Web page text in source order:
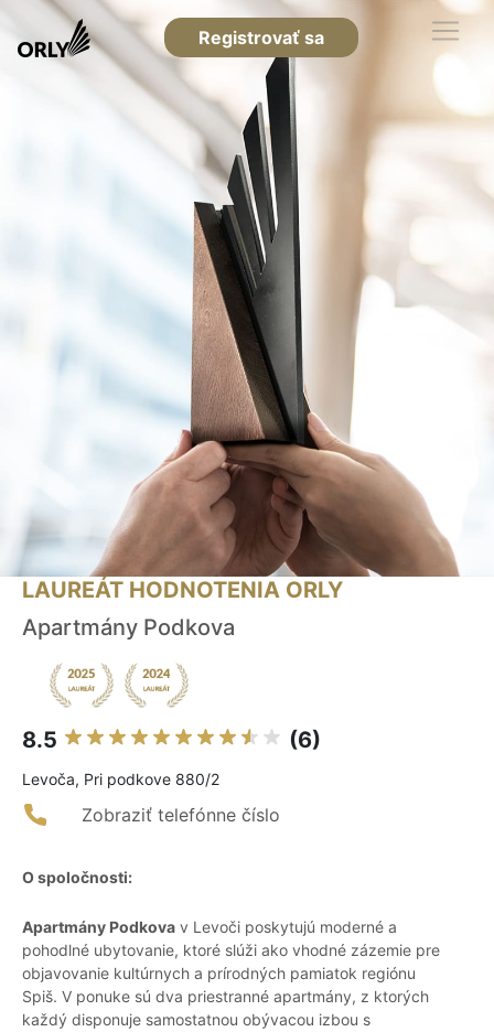
Registrovať sa
LAUREÁT HODNOTENIA ORLY
Apartmány Podkova
8.5 (6)
Levoča, Pri podkove 880/2
Zobraziť telefónne číslo
O spoločnosti:
Apartmány Podkova v Levoči poskytujú moderné a
pohodlné ubytovanie, ktoré slúži ako vhodné zázemie pre
objavovanie kultúrnych a prírodných pamiatok regiónu
Spiš. V ponuke sú dva priestranné apartmány, z ktorých
každý disponuje samostatnou obývacou izbou s